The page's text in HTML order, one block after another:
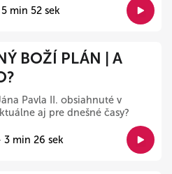
min 52 sek
BOŽÍ PLÁN | A
Pavla II. obsiahnuté v
aj pre dnešné časy?
min 26 sek